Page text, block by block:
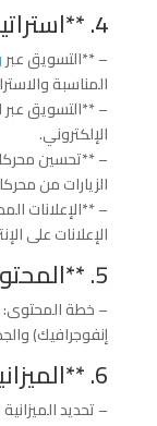
4. **استراتيجيات التسويق**
– **التسويق عبر
المناسبة
– **التسويق عبر
الإلكتروني.
الزيارات من
– **الإعلانات
الإعلانات على
5. **المحتوى**
– خطة المحتوى:
إنفوجرافيك)
6. **الميزانية**
– تحديد